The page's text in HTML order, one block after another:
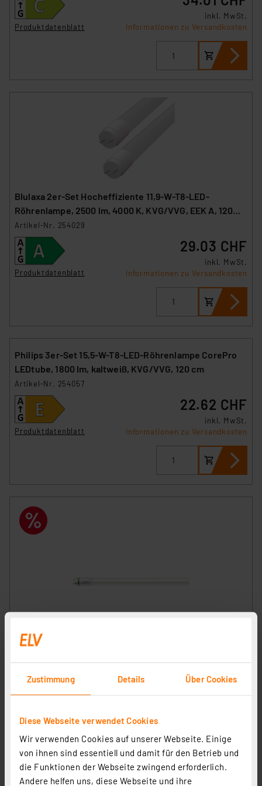
Zustimmung Details Über Cookies
Diese Webseite verwendet Cookies
Wir verwenden Cookies auf unserer Webseite. Einige
von ihnen sind essentiell und damit für den Betrieb und
die Funktionen der Webseite zwingend erforderlich.
Andere helfen uns, diese Webseite und ihre
Produktdatenblatt
inkl. MwSt.
Informationen zu Versandkosten
Blulaxa 2er-Set Hocheffiziente 11,9-W-T8-LED-
Röhrenlampe, 2500 lm, 4000 K, KVG/VVG, EEK A, 120
cm
Artikel-Nr. 254029
Produktdatenblatt
29.03 CHF
inkl. MwSt.
Informationen zu Versandkosten
Philips 3er-Set 15,5-W-T8-LED-Röhrenlampe CorePro
LEDtube, 1800 lm, kaltweiß, KVG/VVG, 120 cm
Artikel-Nr. 254057
Produktdatenblatt
22.62 CHF
inkl. MwSt.
Informationen zu Versandkosten
Philips Hocheffiziente 11,9-W-T8-LED-Röhrenlampe
LEDtube UE, 2500 lm, 4000 K, KVG/VVG, EEK A, 120 cm
Produktdatenblatt
19.32 CHF